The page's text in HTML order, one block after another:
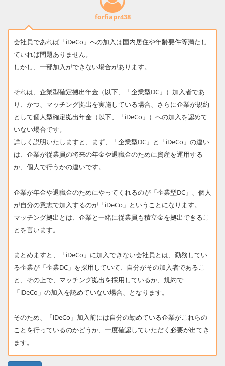
forfiapr438
会社員であれば「iDeCo」への加入は国内居住や年齢要件等満たし
ていれば問題ありません。
しかし、一部加入ができない場合があります。
それは、企業型確定拠出年金（以下、「企業型DC」）加入者であ
り、かつ、マッチング拠出を実施している場合、さらに企業が規約
として個人型確定拠出年金（以下、「iDeCo」）への加入を認めて
いない場合です。
詳しく説明いたしますと、まず、「企業型DC」と「iDeCo」の違い
は、企業が従業員の将来の年金や退職金のために資産を運用する
か、個人で行うかの違いです。
企業が年金や退職金のためにやってくれるのが「企業型DC」、個人
が自分の意志で加入するのが「iDeCo」ということになります。
マッチング拠出とは、企業と一緒に従業員も積立金を拠出できるこ
とを言います。
まとめますと、「iDeCo」に加入できない会社員とは、勤務してい
る企業が「企業DC」を採用していて、自分がその加入者であるこ
と、その上で、マッチング拠出を採用しているか、規約で
「iDeCo」の加入を認めていない場合、となります。
そのため、「iDeCo」加入前には自分の勤めている企業がこれらの
ことを行っているのかどうか、一度確認していただく必要が出てき
ます。